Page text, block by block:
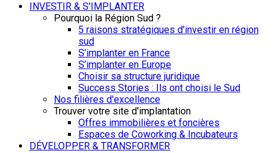
INVESTIR & S'IMPLANTER
Pourquoi la Région Sud ?
5 raisons stratégiques d'investir en région
sud
S’implanter en France
S’implanter en Europe
Choisir sa structure juridique
Success Stories : Ils ont choisi le Sud
Nos filières d'excellence
Trouver votre site d'implantation
Offres immobilières et foncières
Espaces de Coworking & Incubateurs
DÉVELOPPER & TRANSFORMER